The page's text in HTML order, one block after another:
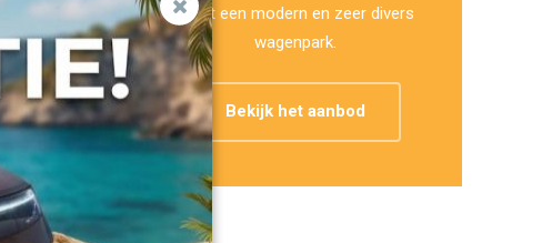
heeft een modern en zeer divers
wagenpark.
Bekijk het aanbod